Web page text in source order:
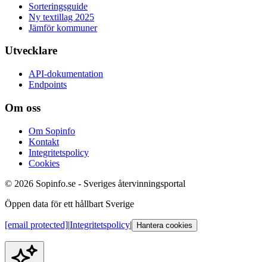
Sorteringsguide
Ny textillag 2025
Jämför kommuner
Utvecklare
API-dokumentation
Endpoints
Om oss
Om Sopinfo
Kontakt
Integritetspolicy
Cookies
© 2026 Sopinfo.se - Sveriges återvinningsportal
Öppen data för ett hållbart Sverige
[email protected]|Integritetspolicy| Hantera cookies